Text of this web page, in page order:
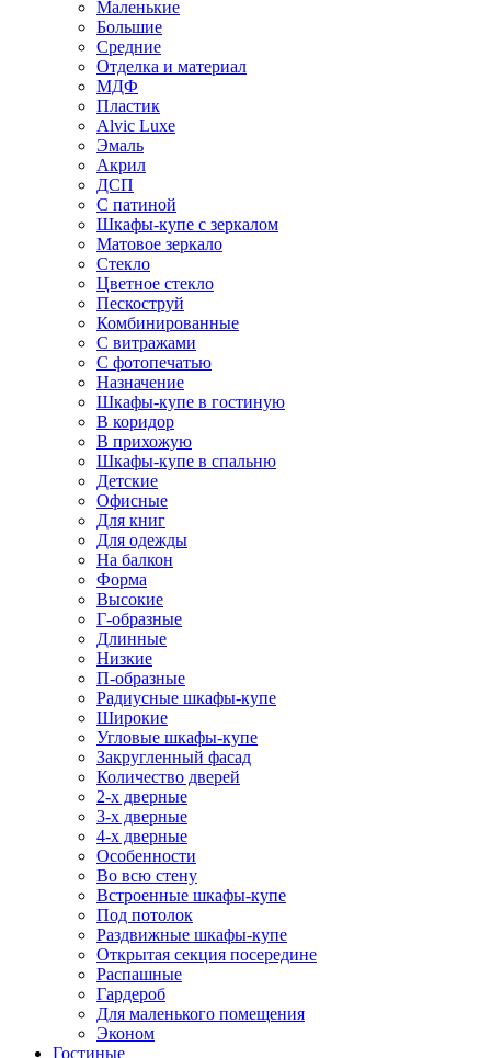
Маленькие
Большие
Средние
Отделка и материал
МДФ
Пластик
Alvic Luxe
Эмаль
Акрил
ДСП
С патиной
Шкафы-купе с зеркалом
Матовое зеркало
Стекло
Цветное стекло
Пескоструй
Комбинированные
С витражами
С фотопечатью
Назначение
Шкафы-купе в гостиную
В коридор
В прихожую
Шкафы-купе в спальню
Детские
Офисные
Для книг
Для одежды
На балкон
Форма
Высокие
Г-образные
Длинные
Низкие
П-образные
Радиусные шкафы-купе
Широкие
Угловые шкафы-купе
Закругленный фасад
Количество дверей
2-х дверные
3-х дверные
4-х дверные
Особенности
Во всю стену
Встроенные шкафы-купе
Под потолок
Раздвижные шкафы-купе
Открытая секция посередине
Распашные
Гардероб
Для маленького помещения
Эконом
Гостиные